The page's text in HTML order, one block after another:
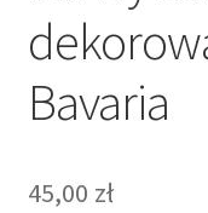
Bavaria
45,00 zł